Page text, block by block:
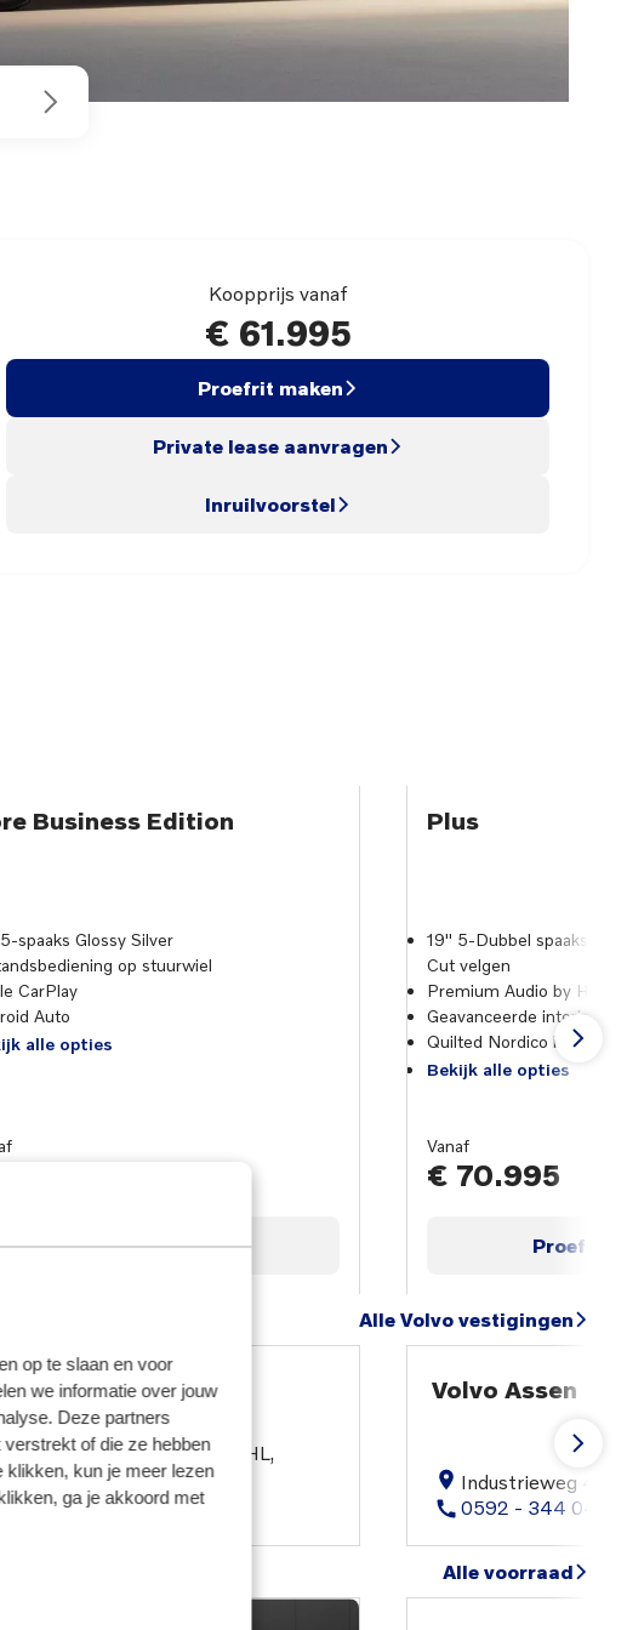
op te slaan en voor
we informatie over jouw
Deze partners
of die ze hebben
klikken, kun je meer lezen
ga je akkoord met
Koopprijs vanaf
€ 61.995
Proefrit maken
Private lease aanvragen
Inruilvoorstel
Business Edition
spaaks Glossy Silver
op stuurwiel
CarPlay
Auto
alle opties
Proefrit maken
Plus
19" 5-Dubbel spaaks
Cut velgen
Premium Audio by
Geavanceerde
Quilted Nordico bekleding
Bekijk alle opties
Vanaf
€ 70.995
Proefrit
Alle Volvo vestigingen
Veendam
Van Stolbergweg 40, 9641 HL,
Veendam
0598 - 615 712
Volvo Assen
Industrieweg 42,
0592 - 344 046
Alle voorraad